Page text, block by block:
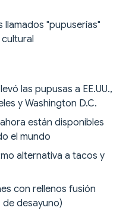
llamados "pupuserías"
las pupusas a EE.UU.,
y Washington D.C.
están disponibles
el mundo
alternativa a tacos y
con rellenos fusión
desayuno)